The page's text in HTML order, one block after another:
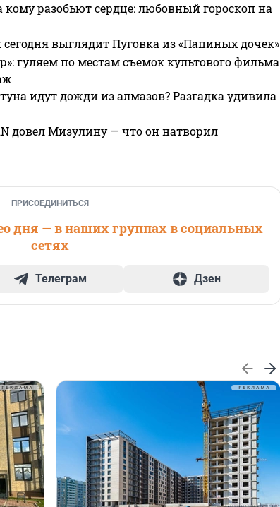
разобьют сердце: любовный гороскоп на
сегодня выглядит Пуговка из «Папиных дочек»
гуляем по местам съемок культового фильма
идут дожди из алмазов? Разгадка удивила
довел Мизулину — что он натворил
ПРИСОЕДИНИТЬСЯ
дня — в наших группах в социальных
сетях
Телеграм Дзен